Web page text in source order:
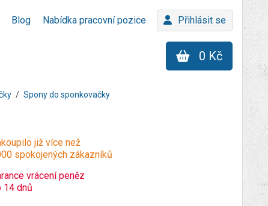
Blog Nabídka pracovní pozice Přihlásit se
0 Kč
Spony do sponkovačky
již více než
spokojených zákazníků
vrácení peněz
14 dnů